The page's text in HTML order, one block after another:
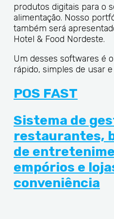
produtos digitais para o
alimentação. Nosso
também será
Hotel & Food Nordeste.
Um desses softwares é
rápido, simples de usar
POS FAST
Sistema de
restaurantes,​
de
empórios e
conveniência